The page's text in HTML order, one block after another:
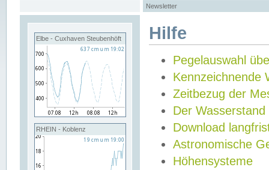
Newsletter
Elbe - Cuxhaven Steubenhöft
RHEIN - Koblenz
Hilfe
Pegelauswahl
Kennzeichnende
Zeitbezug der
Der Wasserstand
Download
Astronomische
Höhensysteme